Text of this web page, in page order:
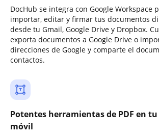
DocHub se integra con Google Workspace
importar, editar y firmar tus documentos
desde tu Gmail, Google Drive y Dropbox.
exporta documentos a Google Drive o
direcciones de Google y comparte el
contactos.
Potentes herramientas de PDF en
móvil